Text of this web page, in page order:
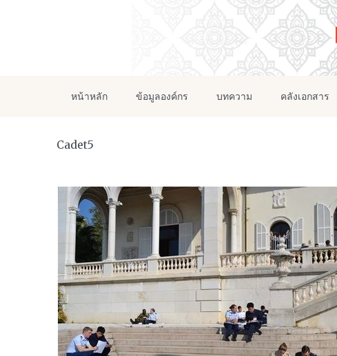
หน้าหลัก ข้อมูลองค์กร บทความ คลังเอกสาร
Cadet5